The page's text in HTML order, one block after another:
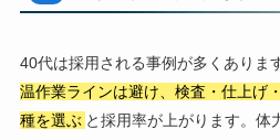
40代は採用される事例が多くありま
温作業ラインは避け、検査・仕上げ
種を選ぶ と採用率が上がります。体